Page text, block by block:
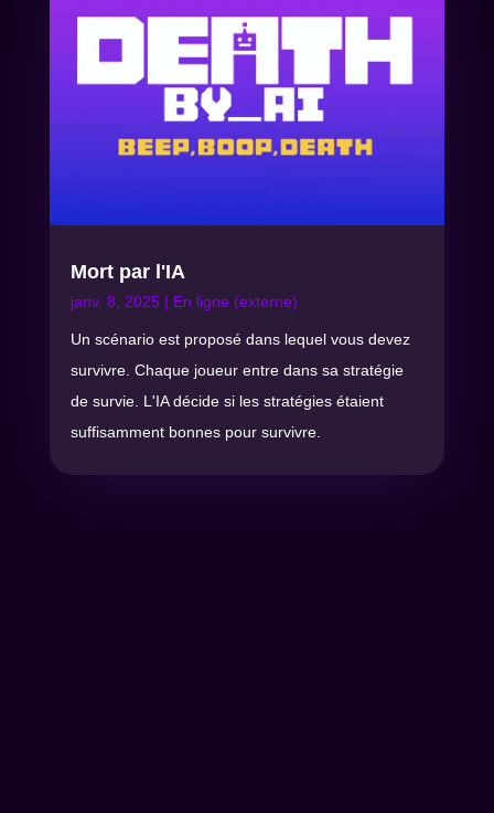
Mort par l'IA
janv. 8, 2025 | En ligne (externe)
Un scénario est proposé dans lequel vous devez
survivre. Chaque joueur entre dans sa stratégie
de survie. L'IA décide si les stratégies étaient
suffisamment bonnes pour survivre.